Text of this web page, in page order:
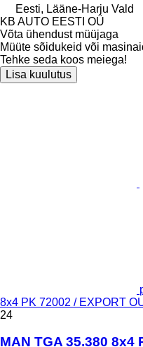
Eesti, Lääne-Harju Vald
KB AUTO EESTI OÜ
Võta ühendust müüjaga
Müüte sõidukeid või
Tehke seda koos meiega!
Lisa kuulutus
8x4 PK 72002 / EXPORT
24
MAN TGA 35.380 8x4